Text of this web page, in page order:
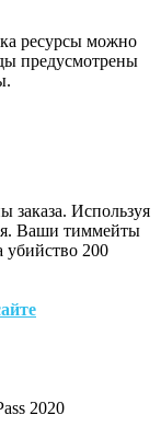
ресурсы можно
предусмотрены
заказа. Используя
Ваши тиммейты
убийство 200
2020